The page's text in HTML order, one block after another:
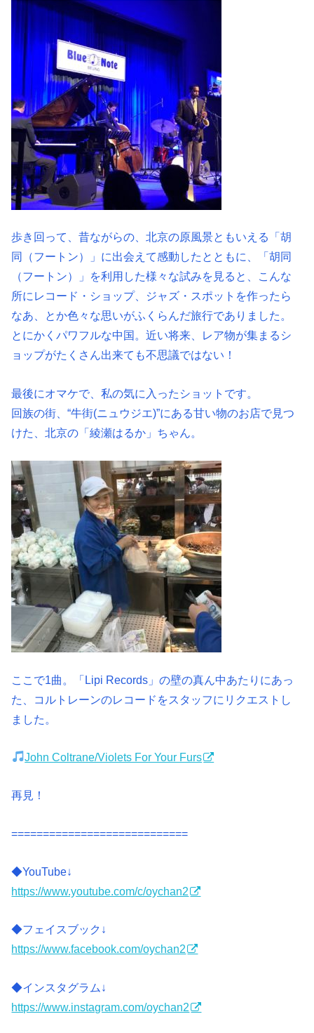
歩き回って、昔ながらの、北京の原風景ともいえる「胡
同（フートン）」に出会えて感動したとともに、「胡同
（フートン）」を利用した様々な試みを見ると、こんな
所にレコード・ショップ、ジャズ・スポットを作ったら
なあ、とか色々な思いがふくらんだ旅行でありました。
とにかくパワフルな中国。近い将来、レア物が集まるシ
ョップがたくさん出来ても不思議ではない！
最後にオマケで、私の気に入ったショットです。
回族の街、“牛街(ニュウジエ)”にある甘い物のお店で見つ
けた、北京の「綾瀬はるか」ちゃん。
ここで1曲。「Lipi Records」の壁の真ん中あたりにあっ
た、コルトレーンのレコードをスタッフにリクエストし
ました。
John Coltrane/Violets For Your Furs
再見！
============================
◆YouTube↓
https://www.youtube.com/c/oychan2
◆フェイスブック↓
https://www.facebook.com/oychan2
◆インスタグラム↓
https://www.instagram.com/oychan2